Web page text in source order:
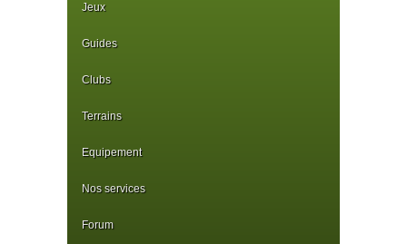
Jeux
Guides
Clubs
Terrains
Equipement
Nos services
Forum